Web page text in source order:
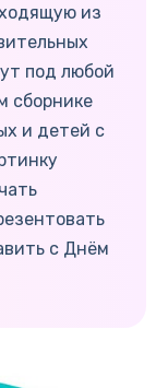
из
под любой
сборнике
и детей с
с Днём